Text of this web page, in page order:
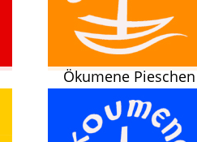
Ökumene Pieschen